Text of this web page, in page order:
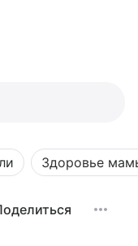
Здоровье